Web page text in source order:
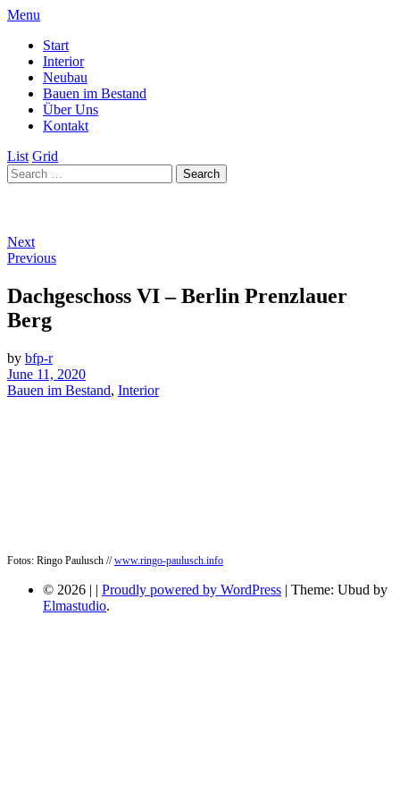
Menu
Start
Interior
Neubau
Bauen im Bestand
Über Uns
Kontakt
List Grid
Next
Previous
Dachgeschoss VI – Berlin Prenzlauer
Berg
by bfp-r
June 11, 2020
Bauen im Bestand, Interior
Fotos: Ringo Paulusch //www.ringo-paulusch.info
© 2026 | | Proudly powered by WordPress | Theme: Ubud by
Elmastudio.